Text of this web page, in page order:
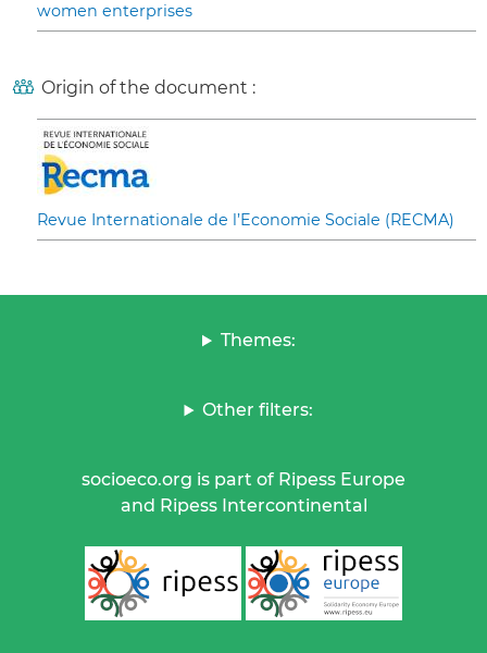
women enterprises
Origin of the document :
Revue Internationale de l’Economie Sociale (RECMA)
Themes:
Other filters:
socioeco.org is part of Ripess Europe
and Ripess Intercontinental